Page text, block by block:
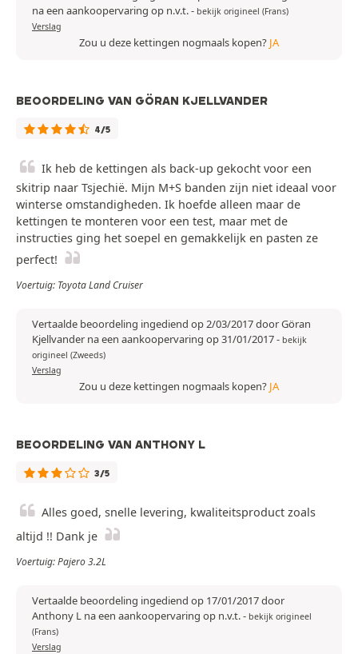
na een aankoopervaring op n.v.t.- bekijk origineel (Frans)
Verslag
Zou u deze kettingen nogmaals kopen? JA
BEOORDELING VAN GÖRAN KJELLVANDER
4/5
Ik heb de kettingen als back-up gekocht voor een
skitrip naar Tsjechië. Mijn M+S banden zijn niet ideaal voor
winterse omstandigheden. Ik hoefde alleen maar de
kettingen te monteren voor een test, maar met de
instructies ging het soepel en gemakkelijk en pasten ze
perfect!
Voertuig: Toyota Land Cruiser
Vertaalde beoordeling ingediend op 2/03/2017 door Göran
Kjellvander na een aankoopervaring op 31/01/2017- bekijk
origineel (Zweeds)
Verslag
Zou u deze kettingen nogmaals kopen? JA
BEOORDELING VAN ANTHONY L
3/5
Alles goed, snelle levering, kwaliteitsproduct zoals
altijd !! Dank je
Voertuig: Pajero 3.2L
Vertaalde beoordeling ingediend op 17/01/2017 door
Anthony L na een aankoopervaring op n.v.t.- bekijk origineel
(Frans)
Verslag